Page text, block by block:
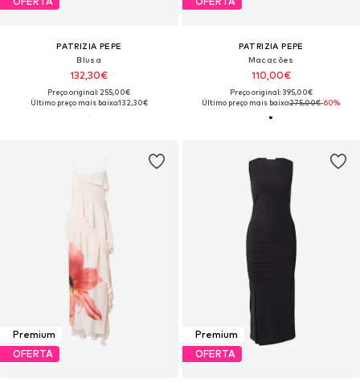
PATRIZIA PEPE
Blusa
132,30€
Preço original: 255,00€
Último preço mais baixo:132,30€
PATRIZIA PEPE
Macacões
110,00€
Preço original: 395,00€
Último preço mais baixo:275,00€-60%
Premium
OFERTA
Premium
OFERTA